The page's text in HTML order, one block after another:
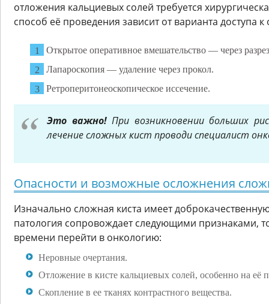
отложения кальциевых солей требуется
способ её проведения зависит от варианта доступа к
Открытое оперативное вмешательство — через
Лапароскопия — удаление через прокол.
Ретроперитонеоскопическое иссечение.
Это важно!При возникновении больших
лечение сложных кист проводи специалист
Опасности и возможные осложнения
Изначально сложная киста имеет
патология сопровождает следующими признаками,
времени перейти в онкологию:
Неровные очертания.
Отложение в кисте кальциевых солей, особенно на её
Скопление в ее тканях контрастного вещества.